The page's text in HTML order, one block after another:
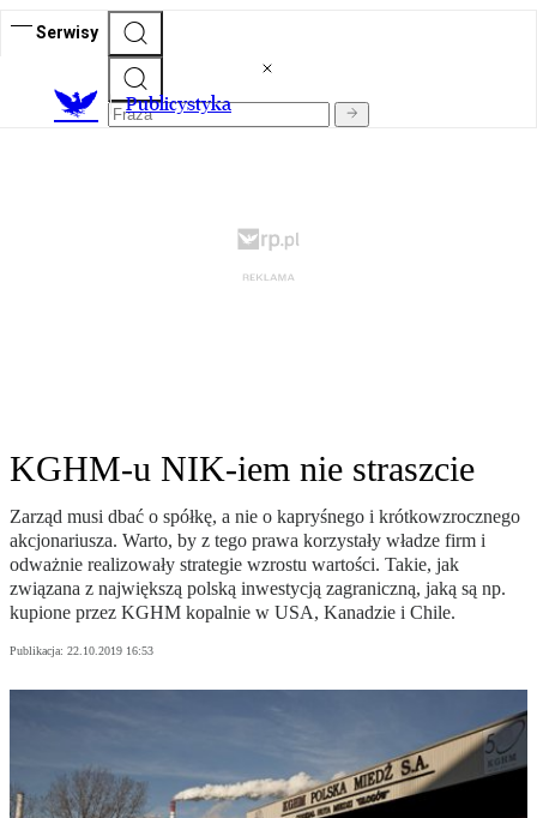
Serwisy
Publicystyka
KGHM-u NIK-iem nie straszcie
Zarząd musi dbać o spółkę, a nie o kapryśnego i krótkowzrocznego
akcjonariusza. Warto, by z tego prawa korzystały władze firm i
odważnie realizowały strategie wzrostu wartości. Takie, jak
związana z największą polską inwestycją zagraniczną, jaką są np.
kupione przez KGHM kopalnie w USA, Kanadzie i Chile.
Publikacja: 22.10.2019 16:53